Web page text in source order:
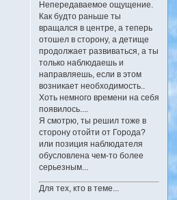
Непередаваемое ощущение.
Как будто раньше ты
вращался в центре, а теперь
отошел в сторону, а детище
продолжает развиваться, а ты
только наблюдаешь и
направляешь, если в этом
возникает необходимость..
Хоть немного времени на себя
появилось....
Я смотрю, ты решил тоже в
сторону отойти от Города?
или позиция наблюдателя
обусловлена чем-то более
серьезным...
Для тех, кто в теме...